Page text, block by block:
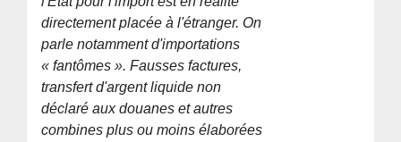
directement placée à l'étranger. On
parle notamment d'importations
« fantômes ». Fausses factures,
transfert d'argent liquide non
déclaré aux douanes et autres
combines plus ou moins élaborées